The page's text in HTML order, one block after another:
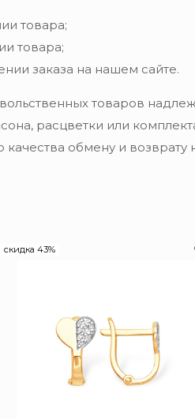
товара;
товара;
заказа на нашем сайте.
товаров
расцветки или
обмену и возврату
скидка 43%